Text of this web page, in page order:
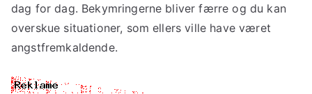
dag for dag. Bekymringerne bliver færre og du kan
overskue situationer, som ellers ville have været
angstfremkaldende.